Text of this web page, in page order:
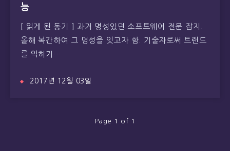
능
[ 읽게 된 동기 ] 과거 명성있던 소프트웨어 전문 잡지.
올해 복간하여 그 명성을 잇고자 함. 기술자로써 트랜드
를 익히기…
2017년 12월 03일
Page 1 of 1